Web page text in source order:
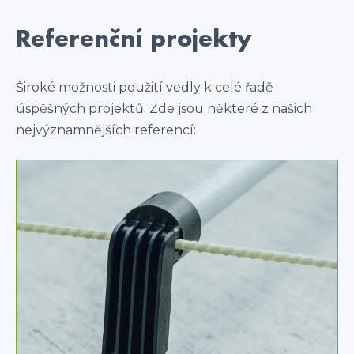
Referenční projekty
Široké možnosti použití vedly k celé řadě
úspěšných projektů. Zde jsou některé z našich
nejvýznamnějších referencí: